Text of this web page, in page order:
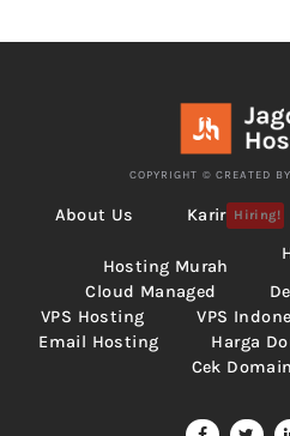
COPYRIGHT © CREATED BY
About Us Karir Hiring!
Hosting Murah
Cloud Managed
VPS Hosting
VPS
Email Hosting
Harga
Cek